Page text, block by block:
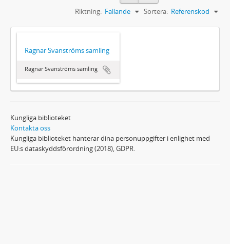
Sortera: Referenskod
Riktning: Fallande
Ragnar Svanströms samling
Ragnar Svanströms samling
Kungliga biblioteket
Kontakta oss
Kungliga biblioteket hanterar dina personuppgifter i enlighet med
EU:s dataskyddsförordning (2018), GDPR.